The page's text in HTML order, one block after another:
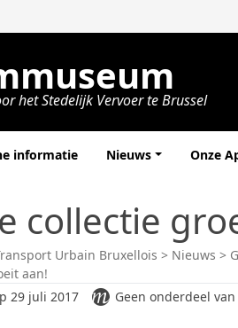
het Stedelijk Vervoer te Brussel
informatie Nieuws Onze
collectie
Urbain Bruxellois > Nieuws >
aan!
29 juli 2017
Geen onderdeel